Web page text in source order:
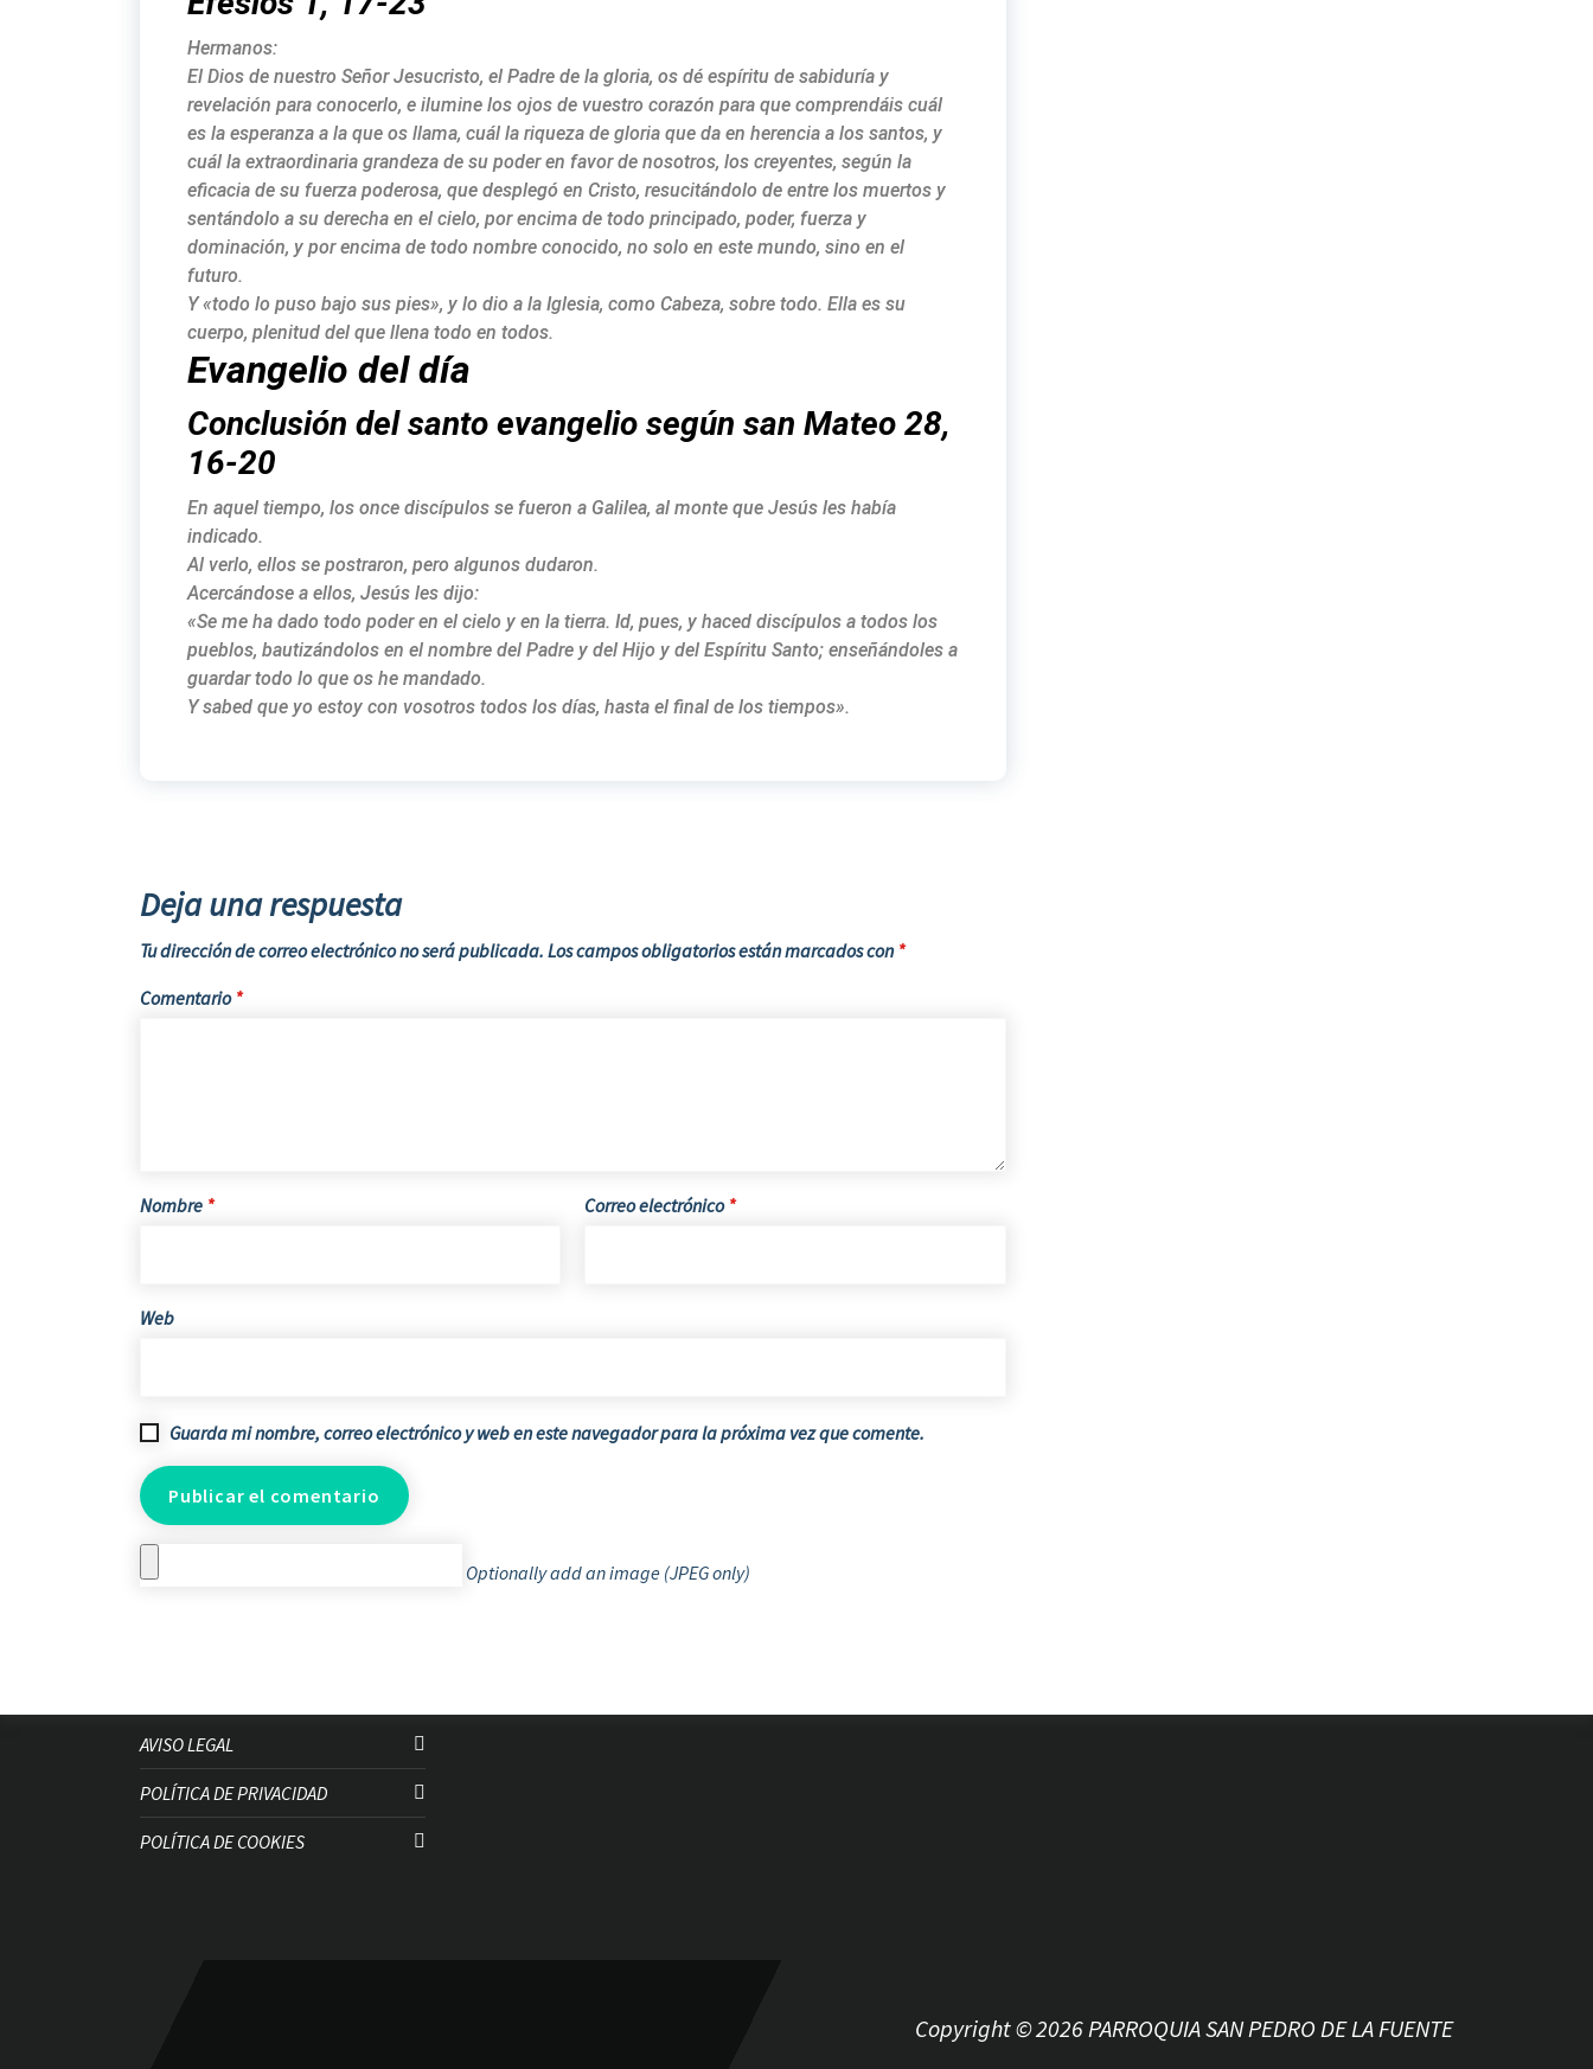
Hermanos:
El Dios de nuestro Señor Jesucristo, el Padre de la gloria, os dé espíritu de sabiduría y
revelación para conocerlo, e ilumine los ojos de vuestro corazón para que comprendáis cuál
es la esperanza a la que os llama, cuál la riqueza de gloria que da en herencia a los santos, y
cuál la extraordinaria grandeza de su poder en favor de nosotros, los creyentes, según la
eficacia de su fuerza poderosa, que desplegó en Cristo, resucitándolo de entre los muertos y
sentándolo a su derecha en el cielo, por encima de todo principado, poder, fuerza y
dominación, y por encima de todo nombre conocido, no solo en este mundo, sino en el
futuro.
Y «todo lo puso bajo sus pies», y lo dio a la Iglesia, como Cabeza, sobre todo. Ella es su
cuerpo, plenitud del que llena todo en todos.
Evangelio del día
Conclusión del santo evangelio según san Mateo 28,
16-20
En aquel tiempo, los once discípulos se fueron a Galilea, al monte que Jesús les había
indicado.
Al verlo, ellos se postraron, pero algunos dudaron.
Acercándose a ellos, Jesús les dijo:
«Se me ha dado todo poder en el cielo y en la tierra. Id, pues, y haced discípulos a todos los
pueblos, bautizándolos en el nombre del Padre y del Hijo y del Espíritu Santo; enseñándoles a
guardar todo lo que os he mandado.
Y sabed que yo estoy con vosotros todos los días, hasta el final de los tiempos».
Deja una respuesta
Tu dirección de correo electrónico no será publicada. Los campos obligatorios están marcados con *
Comentario *
Nombre * Correo electrónico *
Web
Guarda mi nombre, correo electrónico y web en este navegador para la próxima vez que comente.
Optionally add an image (JPEG only)
AVISO LEGAL
POLÍTICA DE PRIVACIDAD
POLÍTICA DE COOKIES
Copyright © 2026 PARROQUIA SAN PEDRO DE LA FUENTE